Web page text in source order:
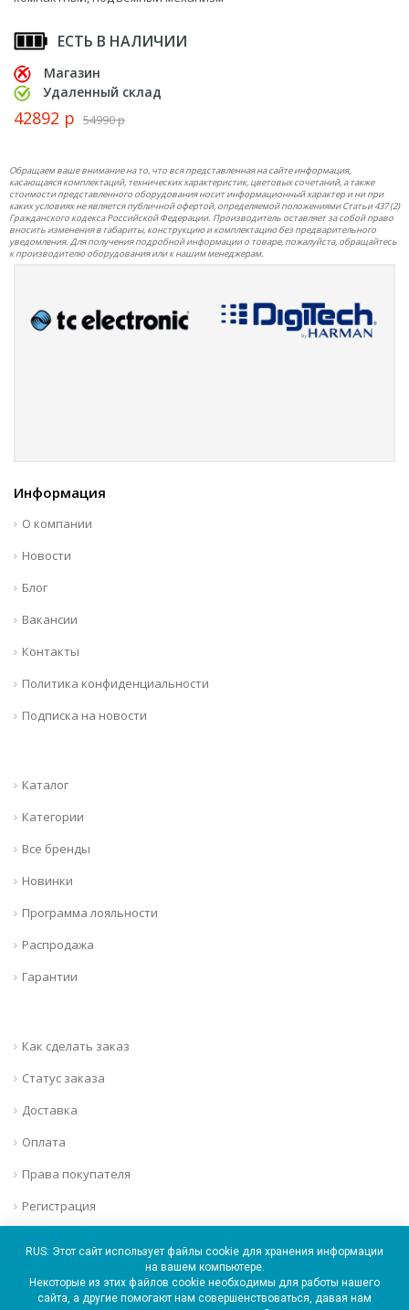
ЕСТЬ В НАЛИЧИИ
Магазин
Удаленный склад
42892 р 54990 р
Обращаем ваше внимание на то, что вся представленная на сайте информация,
касающаяся комплектаций, технических характеристик, цветовых сочетаний, а также
стоимости представленного оборудования носит информационный характер и ни при
каких условиях не является публичной офертой, определяемой положениями Статьи 437 (2)
Гражданского кодекса Российской Федерации. Производитель оставляет за собой право
вносить изменения в габариты, конструкцию и комплектацию без предварительного
уведомления. Для получения подробной информации о товаре, пожалуйста, обращайтесь
к производителю оборудования или к нашим менеджерам.
Информация
О компании
Новости
Блог
Вакансии
Контакты
Политика конфиденциальности
Подписка на новости
Каталог
Категории
Все бренды
Новинки
Программа лояльности
Распродажа
Гарантии
Как сделать заказ
Статус заказа
Доставка
Оплата
Права покупателя
Регистрация
Мы в соц. сетях
RUS: Этот сайт использует файлы cookie для хранения информации
на вашем компьютере.
Некоторые из этих файлов cookie необходимы для работы нашего
сайта, а другие помогают нам совершенствоваться, давая нам